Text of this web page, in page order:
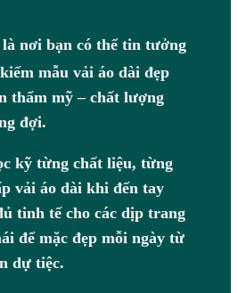
nơi bạn có thể tin tưởng
mẫu vải áo dài đẹp
thẩm mỹ – chất lượng
đợi.
kỹ từng chất liệu, từng
vải áo dài khi đến tay
tinh tế cho các dịp trang
để mặc đẹp mỗi ngày từ
dự tiệc.